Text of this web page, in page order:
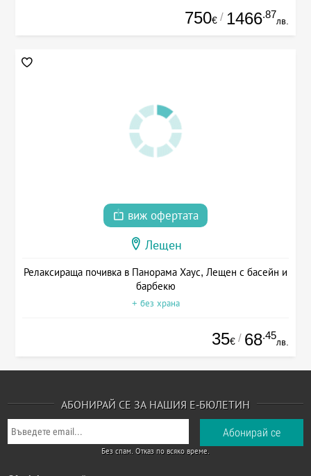
750€ / 1466.87
лв.
виж офертата
Лещен
Релаксираща почивка в Панорама Хаус, Лещен с басейн и
барбекю
+ без храна
35€ / 68.45
лв.
АБОНИРАЙ СЕ ЗА НАШИЯ Е-БЮЛЕТИН
Без спам. Отказ по всяко време.